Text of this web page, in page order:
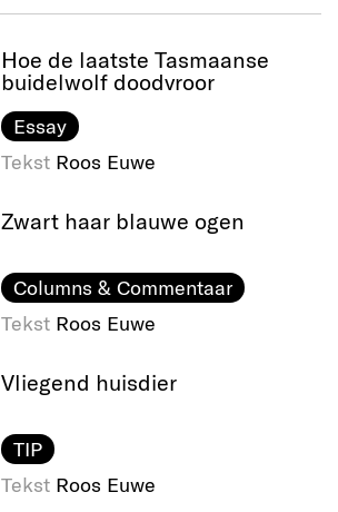
Hoe de laatste Tasmaanse
buidelwolf doodvroor
Essay
Tekst Roos Euwe
Zwart haar blauwe ogen
Columns & Commentaar
Tekst Roos Euwe
Vliegend huisdier
TIP
Tekst Roos Euwe